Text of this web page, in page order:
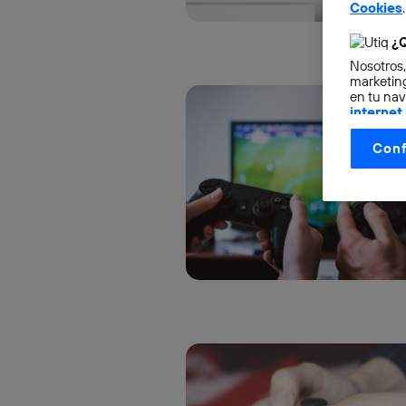
Cookies.
en tu
internet
otorgas
La
control.
Este
conecte
hayan
Si